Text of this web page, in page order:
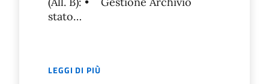
stato…
LEGGI DI PIÙ